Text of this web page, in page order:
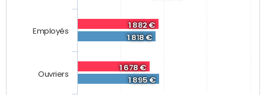
1 882 €
1 678 €
1 818 €
1 895 €
Employés
Ouvriers